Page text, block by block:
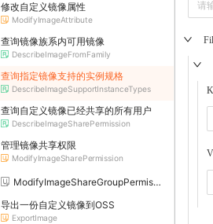
修改自定义镜像属性
ModifyImageAttribute
查询镜像族系内可用镜像
DescribeImageFromFamily
查询指定镜像支持的实例规格
DescribeImageSupportInstanceTypes
查询自定义镜像已经共享的所有用户
DescribeImageSharePermission
管理镜像共享权限
ModifyImageSharePermission
ModifyImageShareGroupPermission
导出一份自定义镜像到OSS
ExportImage